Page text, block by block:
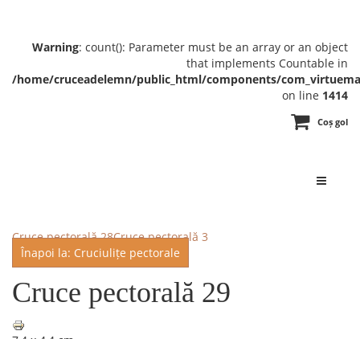
Warning: count(): Parameter must be an array or an object
that implements Countable in
/home/cruceadelemn/public_html/components/
on line 1414
Coș gol
Cruce pectorală 28Cruce pectorală 3
Înapoi la: Cruciulițe pectorale
Cruce pectorală 29